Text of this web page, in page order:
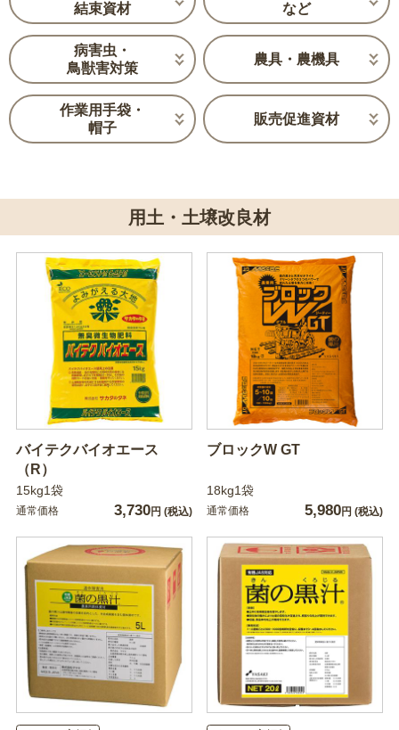
結束資材
など
病害虫・
鳥獣害対策
農具・農機具
作業用手袋・
帽子
販売促進資材
用土・土壌改良材
バイテクバイオエース
（R）
15kg1袋
通常価格 3,730円 (税込)
ブロックW GT
18kg1袋
通常価格 5,980円 (税込)